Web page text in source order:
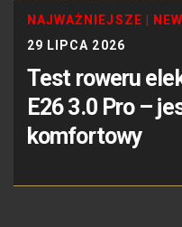
NAJWAŻNIEJSZE
29 LIPCA 2026
Test roweru
E26 3.0 Pro –
komfortowy